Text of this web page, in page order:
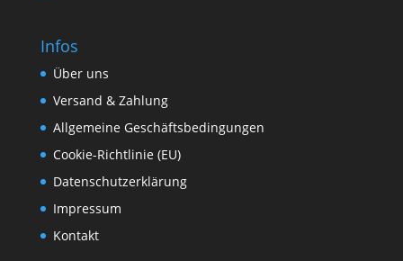
Infos
Über uns
Versand & Zahlung
Allgemeine Geschäftsbedingungen
Cookie-Richtlinie (EU)
Datenschutzerklärung
Impressum
Kontakt